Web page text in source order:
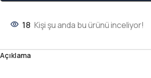
18 Kişi şu anda bu ürünü inceliyor!
Açıklama